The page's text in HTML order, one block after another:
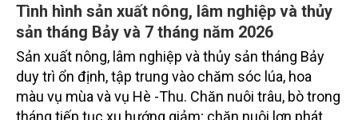
Tình hình sản xuất nông, lâm nghiệp và thủy
sản tháng Bảy và 7 tháng năm 2026
Sản xuất nông, lâm nghiệp và thủy sản tháng Bảy
duy trì ổn định, tập trung vào chăm sóc lúa, hoa
màu vụ mùa và vụ Hè -Thu. Chăn nuôi trâu, bò trong
tháng tiếp tục xu hướng giảm; chăn nuôi lợn phát